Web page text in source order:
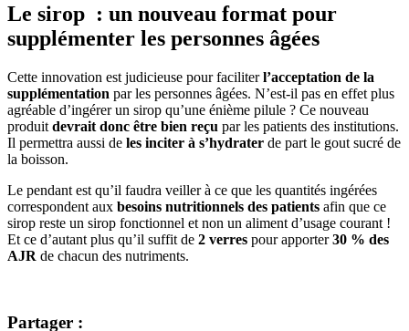
Le sirop : un nouveau format pour
supplémenter les personnes âgées
Cette innovation est judicieuse pour faciliterl’acceptation de la
supplémentation par les personnes âgées. N’est-il pas en effet plus
agréable d’ingérer un sirop qu’une énième pilule ? Ce nouveau
produit devrait donc être bien reçu par les patients des institutions.
Il permettra aussi de les inciter à s’hydrater de part le gout sucré de
la boisson.
Le pendant est qu’il faudra veiller à ce que les quantités ingérées
correspondent aux besoins nutritionnels des patients afin que ce
sirop reste un sirop fonctionnel et non un aliment d’usage courant !
Et ce d’autant plus qu’il suffit de 2 verres pour apporter30 % des
AJR de chacun des nutriments.
Partager :